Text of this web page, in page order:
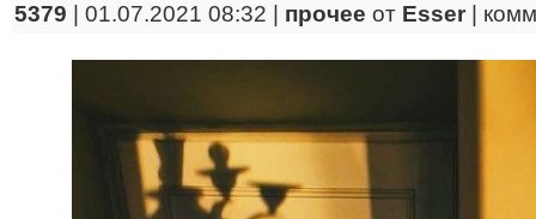
5379 | 01.07.2021 08:32 | прочее от Esser